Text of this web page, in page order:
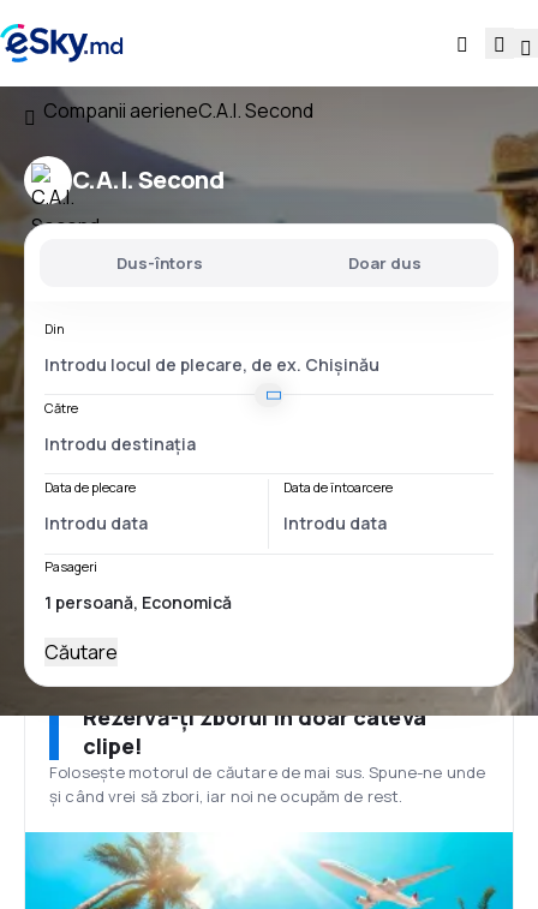
Companii aerieneC.A.I. Second
C.A.I. Second
Dus-întors Doar dus
Din
Către
Data de plecare Data de întoarcere
Pasageri
Căutare
Rezervă-ți zborul în doar câteva
clipe!
Folosește motorul de căutare de mai sus. Spune-ne unde
și când vrei să zbori, iar noi ne ocupăm de rest.